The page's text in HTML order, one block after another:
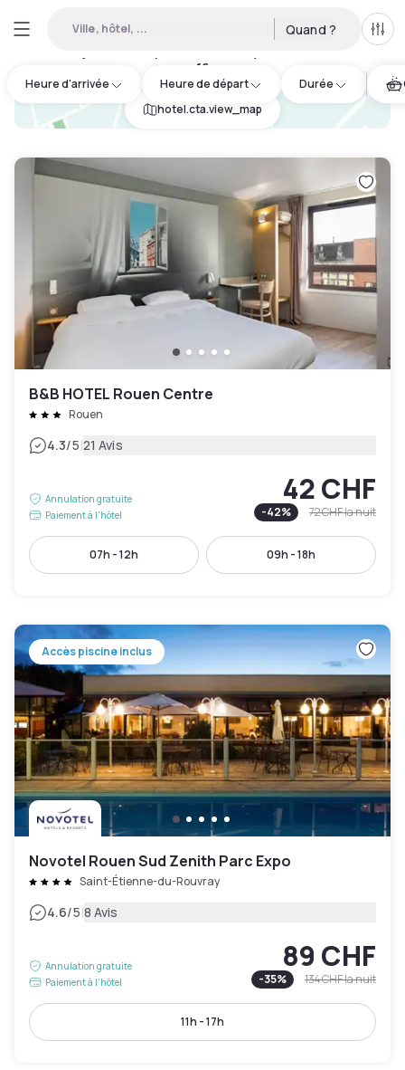
Ville, hôtel, ... Quand ?
Heure d'arrivée Heure de départ Durée
Hôtels en journée disponibles à Franqueville-Saint-Pierre:
16
hotel.cta.view_map
B&B HOTEL Rouen Centre
Rouen
4.3/5|21 Avis
Annulation gratuite
Paiement à l'hôtel
42 CHF
-42% 72 CHFla nuit
07h - 12h 09h - 18h
Accès piscine inclus
Novotel Rouen Sud Zenith Parc Expo
Saint-Étienne-du-Rouvray
4.6/5|8 Avis
Annulation gratuite
Paiement à l'hôtel
89 CHF
-35% 134 CHFla nuit
11h - 17h